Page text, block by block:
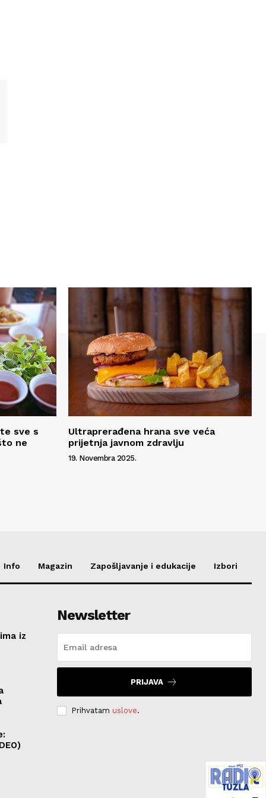
sve s
ne
Ultraprerađena hrana sve veća
prijetnja javnom zdravlju
19. Novembra 2025.
Info Magazin Zapošljavanje i edukacije Izbori
iz
Newsletter
PRIJAVA
Prihvatam uslove.